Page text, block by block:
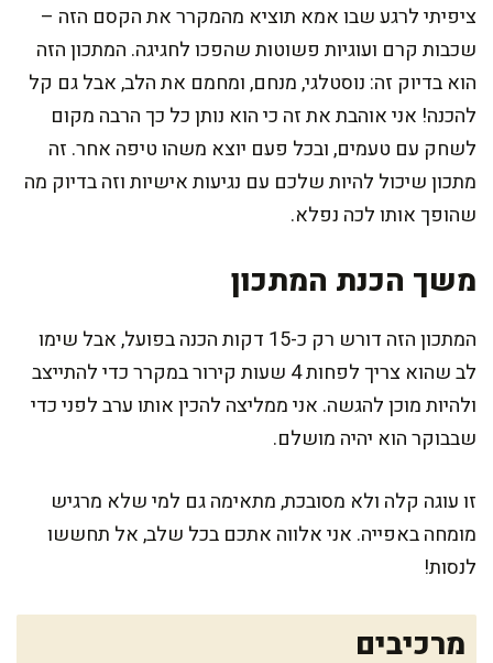
ציפיתי לרגע שבו אמא תוציא מהמקרר את הקסם הזה –
שכבות קרם ועוגיות פשוטות שהפכו לחגיגה. המתכון הזה
הוא בדיוק זה: נוסטלגי, מנחם, ומחמם את הלב, אבל גם קל
להכנה! אני אוהבת את זה כי הוא נותן כל כך הרבה מקום
לשחק עם טעמים, ובכל פעם יוצא משהו טיפה אחר. זה
מתכון שיכול להיות שלכם עם נגיעות אישיות וזה בדיוק מה
שהופך אותו לכה נפלא.
משך הכנת המתכון
המתכון הזה דורש רק כ-15 דקות הכנה בפועל, אבל שימו
לב שהוא צריך לפחות 4 שעות קירור במקרר כדי להתייצב
ולהיות מוכן להגשה. אני ממליצה להכין אותו ערב לפני כדי
שבבוקר הוא יהיה מושלם.
זו עוגה קלה ולא מסובכת, מתאימה גם למי שלא מרגיש
מומחה באפייה. אני אלווה אתכם בכל שלב, אל תחששו
לנסות!
מרכיבים